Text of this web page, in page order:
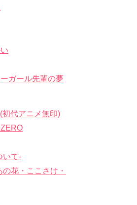
ガール先輩の夢
初代アニメ無印)
いて-
花・ここさけ・